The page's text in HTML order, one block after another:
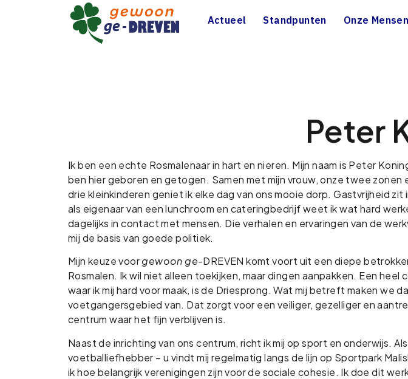
Actueel Standpunten Onze Mensen
Peter
Ik ben een echte Rosmalenaar in hart en nieren. Mijn naam is Peter
ben hier geboren en getogen. Samen met mijn vrouw, onze twee zonen
drie kleinkinderen geniet ik elke dag van ons mooie dorp. Gastvrijheid zit
als eigenaar van een lunchroom en cateringbedrijf weet ik wat hard
dagelijks in contact met mensen. Die verhalen en ervaringen van de
mij de basis van goede politiek.
Mijn keuze voorgewoon ge-DREVEN komt voort uit een diepe
Rosmalen. Ik wil niet alleen toekijken, maar dingen aanpakken. Een heel
waar ik mij hard voor maak, is de Driesprong. Wat mij betreft maken we
voetgangersgebied van. Dat zorgt voor een veiliger, gezelliger en
centrum waar het fijn verblijven is.
Naast de inrichting van ons centrum, richt ik mij op sport en onderwijs.
voetballiefhebber – u vindt mij regelmatig langs de lijn op Sportpark
ik hoe belangrijk verenigingen zijn voor de sociale cohesie. Ik doe dit